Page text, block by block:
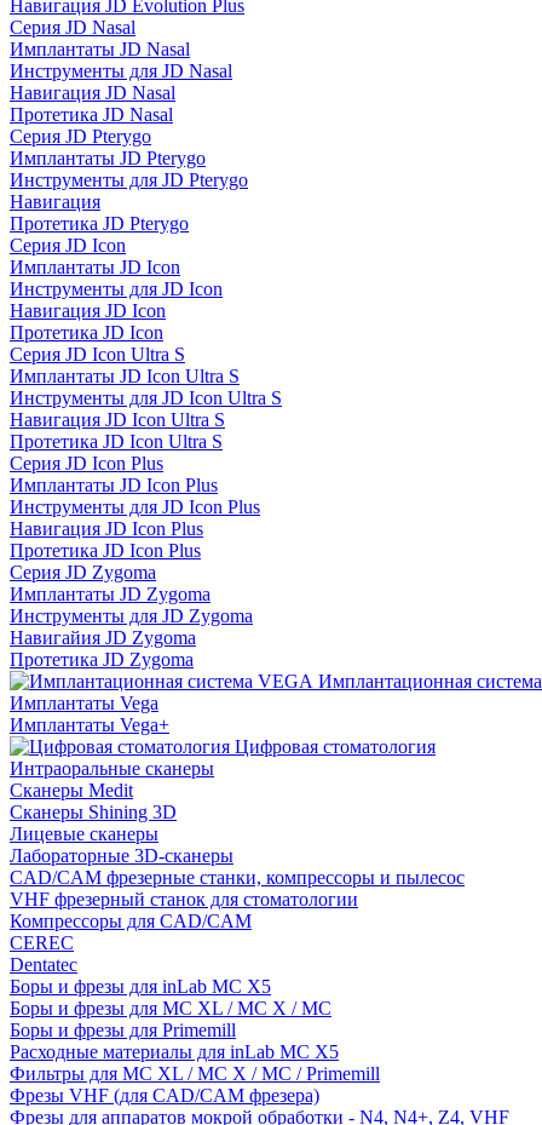
Навигация JD Evolution Plus
Серия JD Nasal
Имплантаты JD Nasal
Инструменты для JD Nasal
Навигация JD Nasal
Протетика JD Nasal
Серия JD Pterygo
Имплантаты JD Pterygo
Инструменты для JD Pterygo
Навигация
Протетика JD Pterygo
Серия JD Icon
Имплантаты JD Icon
Инструменты для JD Icon
Навигация JD Icon
Протетика JD Icon
Серия JD Icon Ultra S
Имплантаты JD Icon Ultra S
Инструменты для JD Icon Ultra S
Навигация JD Icon Ultra S
Протетика JD Icon Ultra S
Серия JD Icon Plus
Имплантаты JD Icon Plus
Инструменты для JD Icon Plus
Навигация JD Icon Plus
Протетика JD Icon Plus
Серия JD Zygoma
Имплантаты JD Zygoma
Инструменты для JD Zygoma
Навигайия JD Zygoma
Протетика JD Zygoma
Имплантационная
Имплантаты Vega
Имплантаты Vega+
Цифровая стоматология
Интраоральные сканеры
Сканеры Medit
Сканеры Shining 3D
Лицевые сканеры
Лабораторные 3D-сканеры
CAD/CAM фрезерные станки, компрессоры и пылесос
VHF фрезерный станок для стоматологии
Компрессоры для CAD/CAM
CEREC
Dentatec
Боры и фрезы для inLab MC X5
Боры и фрезы для MC XL / MC X / MC
Боры и фрезы для Primemill
Расходные материалы для inLab MC X5
Фильтры для MC XL / MC X / MC / Primemill
Фрезы VHF (для CAD/CAM фрезера)
Фрезы для аппаратов мокрой обработки - N4, N4+, Z4, VHF